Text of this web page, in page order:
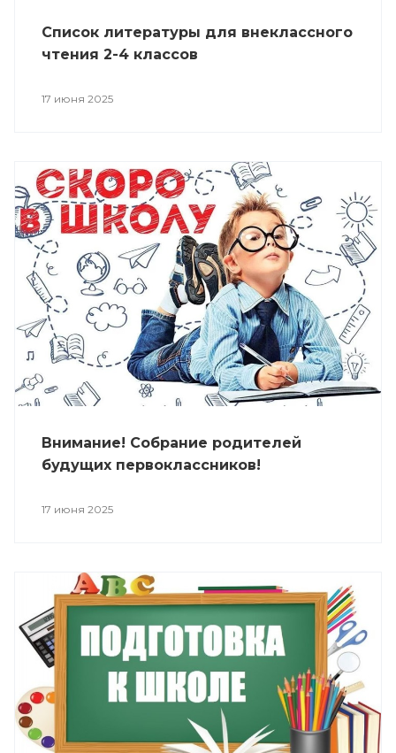
Список литературы для внеклассного
чтения 2-4 классов
17 июня 2025
Внимание! Собрание родителей
будущих первоклассников!
17 июня 2025